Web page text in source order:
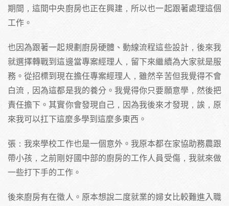
期間，這間中央廚房也正在興建，所以也一起跟著處理這個
工作。
也因為跟著一起規劃廚房硬體、動線流程這些設計，後來我
就選擇轉戰到這邊當專案經理人，留下來繼續為大家就是服
務。從招標到現在擔任專案經理人，雖然辛苦但我覺得不會
白流，因為這都是我的養分。我覺得你只要願意學，然後把
責任擔下。其實你會發現自己，因為我後來才發現，誒，原
來我可以扛下這麼多學到這麼多東西。
張：我來學校工作也是一個意外。我原本都在家協助務農跟
帶小孩，之前剛好國中部的廚房的工作人員受傷，我就來做
一些打下手的工作。
後來廚房有在徵人。原本想說二度就業的婦女比較難進入職